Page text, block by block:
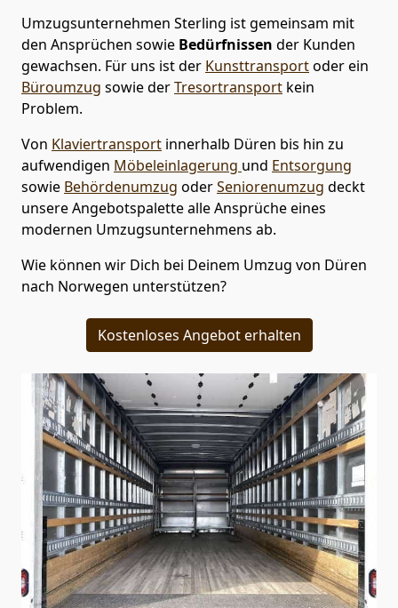
Umzugsunternehmen Sterling ist gemeinsam mit
den Ansprüchen sowie Bedürfnissen der Kunden
gewachsen. Für uns ist der Kunsttransportoder ein
Büroumzug sowie derTresortransport kein
Problem.
Von Klaviertransport innerhalb Düren bis hin zu
aufwendigen Möbeleinlagerung und Entsorgung
sowie Behördenumzug oderSeniorenumzug deckt
unsere Angebotspalette alle Ansprüche eines
modernen Umzugsunternehmens ab.
Wie können wir Dich bei Deinem Umzug von Düren
nach Norwegen unterstützen?
Kostenloses Angebot erhalten